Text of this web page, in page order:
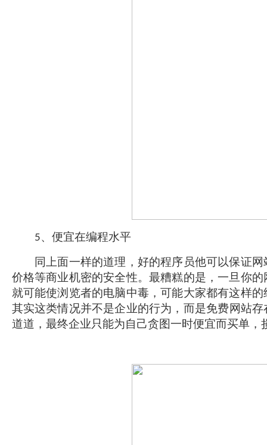
5、便宜在编程水平
同上面一样的道理，好的程序员他可以保证网
价格等商业机密的安全性。最糟糕的是，一旦你
就可能使浏览者的电脑中毒，可能大家都有这样
其实这类情况并不是企业的行为，而是免费 网站存
道道，最终企业只能为自己贪图一时便宜而买单